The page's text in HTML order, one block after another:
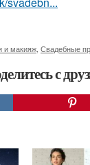
и макияж Свадебные
с